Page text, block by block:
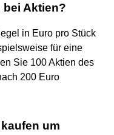
Aktien?
in Euro pro Stück
für eine
Sie 100 Aktien des
200 Euro
um